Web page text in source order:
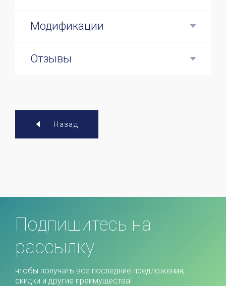
Модификации
Отзывы
Назад
Подпишитесь на
рассылку
чтобы получать все последние предложения,
скидки и другие преимущества!